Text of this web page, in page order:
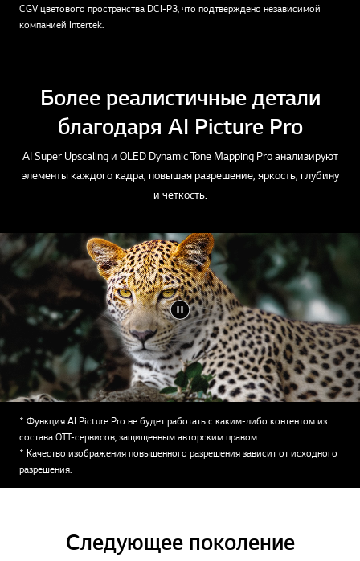
CGV цветового пространства DCI-P3, что подтверждено независимой
компанией Intertek.
Более реалистичные детали
благодаря AI Picture Pro
AI Super Upscaling и OLED Dynamic Tone Mapping Pro анализируют
элементы каждого кадра, повышая разрешение, яркость, глубину
и четкость.
* Функция AI Picture Pro не будет работать с каким-либо контентом из
состава ОТТ-сервисов, защищенным авторским правом.
* Качество изображения повышенного разрешения зависит от исходного
разрешения.
Следующее поколение